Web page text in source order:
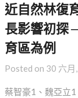
近自然林復
長影響初探
育區為例
Posted on 30 六月
蔡智豪1、魏亞立